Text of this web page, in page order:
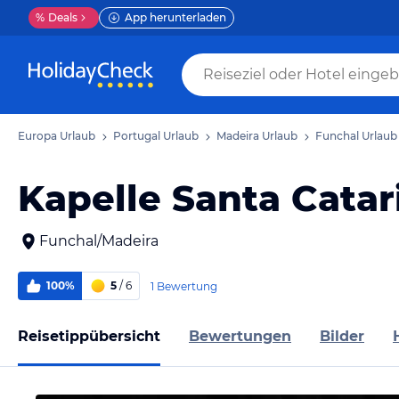
% Deals App herunterladen
Europa Urlaub Portugal Urlaub Madeira Urlaub Funchal Urlaub
Kapelle Santa
Funchal/Madeira
100% 5 / 6 1 Bewertung
Reisetippübersicht Bewertungen Bilder